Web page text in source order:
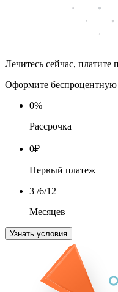
Лечитесь сейчас,
Оформите беспроцентную
0%
Рассрочка
0₽
Первый платеж
3 /6/12
Месяцев
Узнать условия